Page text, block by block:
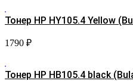
Тонер HP HY105.4 Yellow
1790 ₽
Тонер HP HB105.4 black